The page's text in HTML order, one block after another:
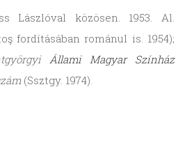
Lászlóval közösen. 1953. Al.
fordításában románul is. 1954);
Állami Magyar Színház
(Ssztgy. 1974).